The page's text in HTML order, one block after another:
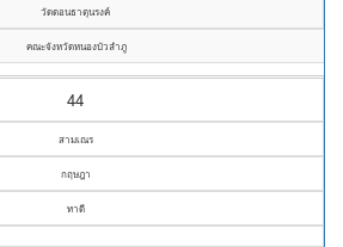
วัดดอนธาตุนรงค์
คณะจังหวัดหนองบัวลำภู
44
สามเณร
กฤษฎา
ทาดี